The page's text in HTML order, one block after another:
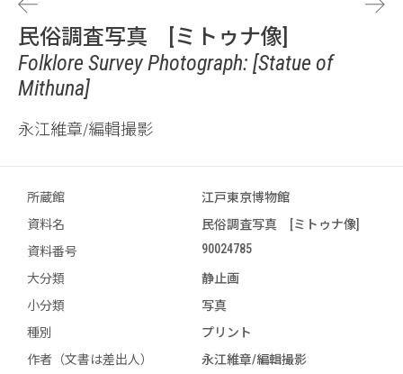
民俗調査写真 [ミトゥナ像]
Folklore Survey Photograph: [Statue of
Mithuna]
永江維章/編輯撮影
所蔵館
江戸東京博物館
資料名
民俗調査写真 [ミトゥナ像]
資料番号
90024785
大分類
静止画
小分類
写真
種別
プリント
作者（文書は差出人）
永江維章/編輯撮影